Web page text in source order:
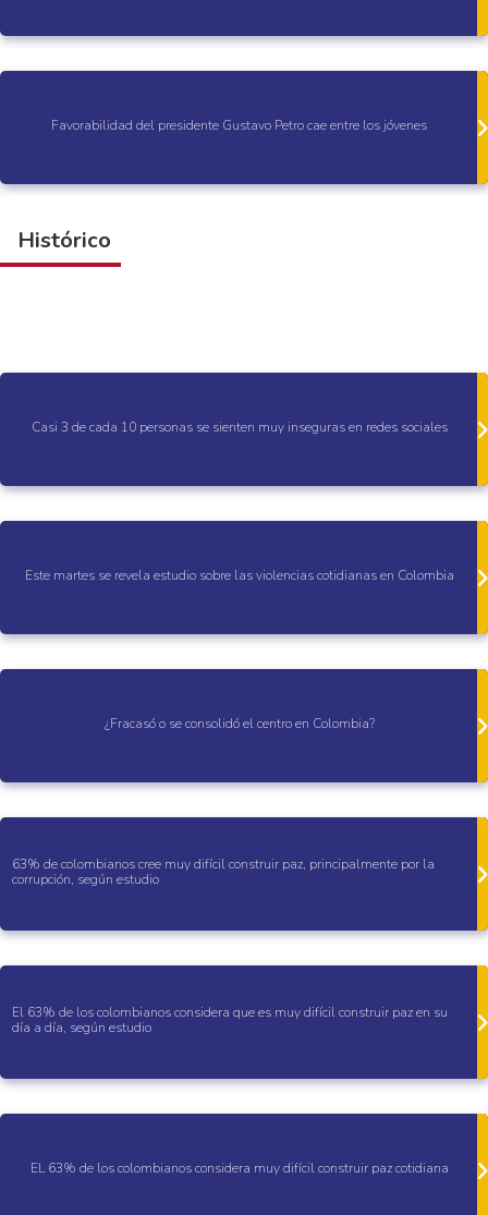
Favorabilidad del presidente Gustavo Petro cae entre los jóvenes
Histórico
Casi 3 de cada 10 personas se sienten muy inseguras en redes sociales
Este martes se revela estudio sobre las violencias cotidianas en Colombia
¿Fracasó o se consolidó el centro en Colombia?
63% de colombianos cree muy difícil construir paz, principalmente por la
corrupción, según estudio
El 63% de los colombianos considera que es muy difícil construir paz en su
día a día, según estudio
EL 63% de los colombianos considera muy difícil construir paz cotidiana